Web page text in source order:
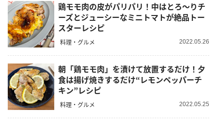
鶏モモ肉の皮がパリパリ！中はとろ～りチ
ーズとジューシーなミニトマトが絶品トー
スターレシピ
料理・グルメ 2022.05.26
朝「鶏モモ肉」を漬けて放置するだけ！夕
食は揚げ焼きするだけ“レモンペッパーチ
キン”レシピ
料理・グルメ 2022.05.25